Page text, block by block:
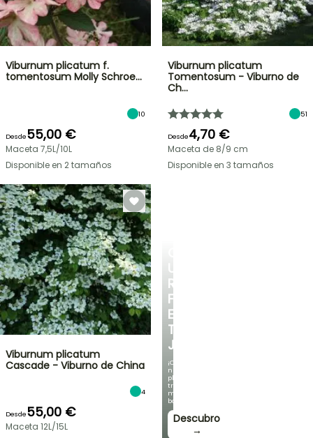
UN
RINCÓN
FRESCO
EN
TU
JARDÍN
¡Con
nuestras
plantas
trepadoras
más
bonitas!
Descubro
→
Viburnum plicatum f.
tomentosum Molly Schroe…
10
Desde55,00 €
Maceta 7,5L/10L
Disponible en 2 tamaños
Viburnum plicatum
Tomentosum - Viburno de
Ch…
51
Desde4,70 €
Maceta de 8/9 cm
Disponible en 3 tamaños
Viburnum plicatum
Cascade - Viburno de China
4
Desde55,00 €
Maceta 12L/15L